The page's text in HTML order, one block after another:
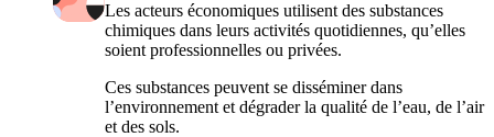
Les acteurs économiques utilisent des substances
chimiques dans leurs activités quotidiennes, qu’elles
soient professionnelles ou privées.
Ces substances peuvent se disséminer dans
l’environnement et dégrader la qualité de l’eau, de l’air
et des sols.